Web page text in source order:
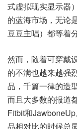
式虚拟现实显示器
的蓝海市场，无论
豆豆主唱）都等着
然而，随着可穿戴
的不满也越来越强
品，千篇一律的造
而且大多数的报道
Fitbit和
品相对比的时候总